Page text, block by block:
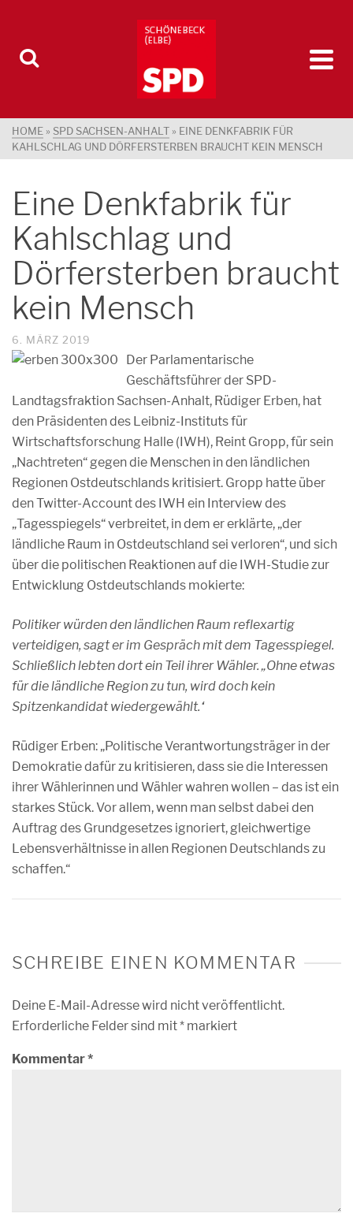
HOME » SPD SACHSEN-ANHALT » EINE DENKFABRIK FÜR
KAHLSCHLAG UND DÖRFERSTERBEN BRAUCHT KEIN MENSCH
Eine Denkfabrik für
Kahlschlag und
Dörfersterben braucht
kein Mensch
6. MÄRZ 2019
Der Parlamentarische
Geschäftsführer der SPD-
Landtagsfraktion Sachsen-Anhalt, Rüdiger Erben, hat
den Präsidenten des Leibniz-Instituts für
Wirtschaftsforschung Halle (IWH), Reint Gropp, für sein
„Nachtreten“ gegen die Menschen in den ländlichen
Regionen Ostdeutschlands kritisiert. Gropp hatte über
den Twitter-Account des IWH ein Interview des
„Tagesspiegels“ verbreitet, in dem er erklärte, „der
ländliche Raum in Ostdeutschland sei verloren“, und sich
über die politischen Reaktionen auf die IWH-Studie zur
Entwicklung Ostdeutschlands mokierte:
Politiker würden den ländlichen Raum reflexartig
verteidigen, sagt er im Gespräch mit dem Tagesspiegel.
Schließlich lebten dort ein Teil ihrer Wähler. „Ohne etwas
für die ländliche Region zu tun, wird doch kein
Spitzenkandidat wiedergewählt.“
Rüdiger Erben: „Politische Verantwortungsträger in der
Demokratie dafür zu kritisieren, dass sie die Interessen
ihrer Wählerinnen und Wähler wahren wollen – das ist ein
starkes Stück. Vor allem, wenn man selbst dabei den
Auftrag des Grundgesetzes ignoriert, gleichwertige
Lebensverhältnisse in allen Regionen Deutschlands zu
schaffen.“
SCHREIBE EINEN KOMMENTAR
Deine E-Mail-Adresse wird nicht veröffentlicht.
Erforderliche Felder sind mit* markiert
Kommentar*